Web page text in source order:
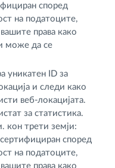
според
на податоците,
права како
може да се
уникатен ID за
и следи како
веб-локацијата.
за статистика.
кон трети земји:
според
на податоците,
права како